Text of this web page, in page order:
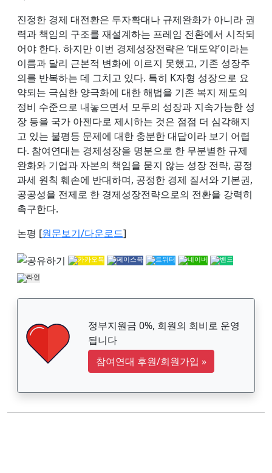
진정한 경제 대전환은 투자확대나 규제완화가 아니라 권
력과 책임의 구조를 재설계하는 프레임 전환에서 시작되
어야 한다. 하지만 이번 경제성장전략은 ‘대도약’이라는
이름과 달리 근본적 변화에 이르지 못했고, 기존 성장주
의를 반복하는 데 그치고 있다. 특히 K자형 성장으로 요
약되는 극심한 양극화에 대한 해법을 기존 복지 제도의
정비 수준으로 내놓으면서 모두의 성장과 지속가능한 성
장 등을 국가 아젠다로 제시하는 것은 점점 더 심각해지
고 있는 불평등 문제에 대한 충분한 대답이라 보기 어렵
다. 참여연대는 경제성장을 명분으로 한 무분별한 규제
완화와 기업과 자본의 책임을 묻지 않는 성장 전략, 공정
과세 원칙 훼손에 반대하며, 공정한 경제 질서와 기본권,
공공성을 전제로 한 경제성장전략으로의 전환을 강력히
촉구한다.
논평 [원문보기/다운로드]
정부지원금 0%, 회원의 회비로 운영
됩니다
참여연대 후원/회원가입 »